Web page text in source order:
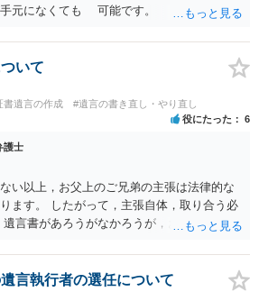
手元になくても 可能です。 将来遺言の効
得して、公証役場へ行って公正証書遺言を
ます。 将来争われることが見込まれること
続きを進めた方がよいと思います。
いて
書遺言の作成 #遺言の書き直し・やり直し
役にたった 6
護士
い以上，お父上のご兄弟の主張は法律的な
ます。 したがって，主張自体，取り合う必
言書があろうがなかろうが，お父上のご兄
理人弁護士をたてて，その弁護士から相手
する主張は法的根拠がなく，一切応じないこ
てこないでほしいこと ・連絡を継続してくる
言執行者の選任について